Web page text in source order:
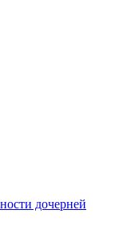
дочерней